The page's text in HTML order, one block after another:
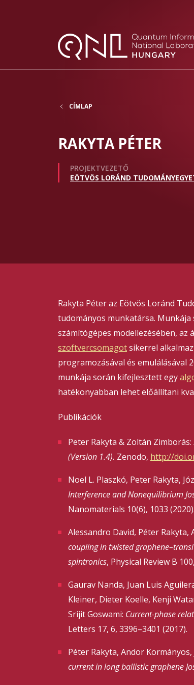
CÍMLAP
RAKYTA PÉTER
PROJEKTVEZETŐ
EÖTVÖS LORÁND
Rakyta Péter az Eötvös Loránd
tudományos munkatársa.
számítógépes modellezésében, az
szoftvercsomagotsikerrel
programozásával és emulálásával
munkája során kifejlesztett egy
hatékonyabban lehet előállítani
Publikációk
Peter Rakyta & Zoltán Zimborás:
(Version 1.4). Zenodo, http://
Noel L. Plaszkó, Peter Rakyta,
Interference and Nonequilibrium
Nanomaterials 10(6), 1033 (2020).
Alessandro David, Péter
coupling in twisted
spintronics, Physical Review B
Gaurav Nanda, Juan Luis
Kleiner, Dieter Koelle, Kenji
Srijit Goswami: Current-phase
Letters 17, 6, 3396–3401 (2017).
Péter Rakyta, Andor Kormányos,
current in long ballistic graphene